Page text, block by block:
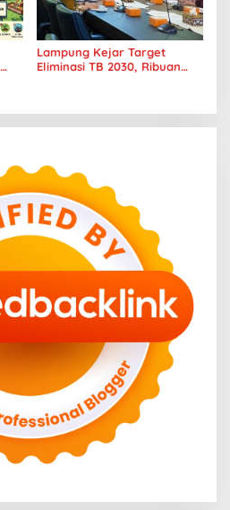
Lampung Kejar Target
Eliminasi TB 2030, Ribuan